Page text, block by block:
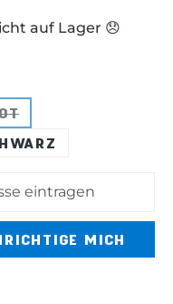
auf Lager 😞
(DIESE OPTION IST
MICH